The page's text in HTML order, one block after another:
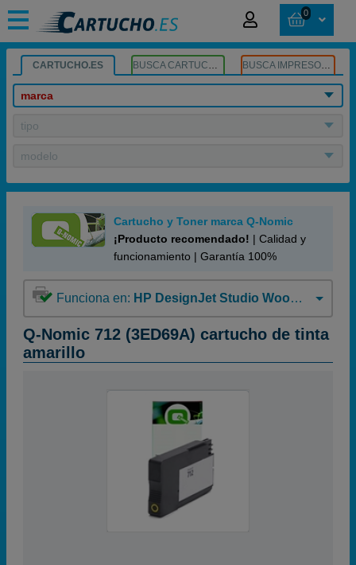
0
CARTUCHO.ES BUSCA CARTUCHOS BUSCA IMPRESORA
marca
tipo
modelo
Cartucho y Toner marca Q-Nomic
¡Producto recomendado! | Calidad y
funcionamiento | Garantía 100%
Funciona en: HP DesignJet Studio Wood 24''
Q-Nomic 712 (3ED69A) cartucho de tinta
amarillo